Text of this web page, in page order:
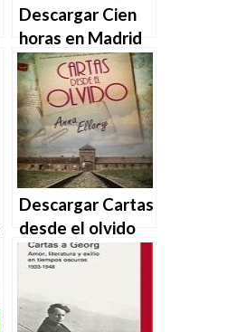
Descargar Cien
horas en Madrid
de Jon Gris en
EPUB | PDF |
MOBI
Descargar Cartas
desde el olvido
de Anna Ellory en
EPUB | PDF |
MOBI